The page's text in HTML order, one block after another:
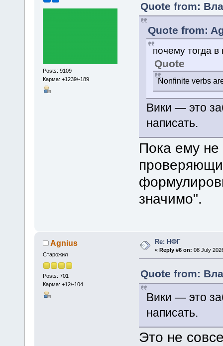
Posts: 9109
Карма: +1239/-189
Quote from:
Quote from:
почему тогда в
Quote
Nonfinite verbs
Вики — это
написать.
Пока ему не
значимо".
Agnius
Старожил
Posts: 701
Карма: +12/-104
Re: НФГ
«Reply #6 on: 08 July
Quote from:
Вики — это
написать.
Это не